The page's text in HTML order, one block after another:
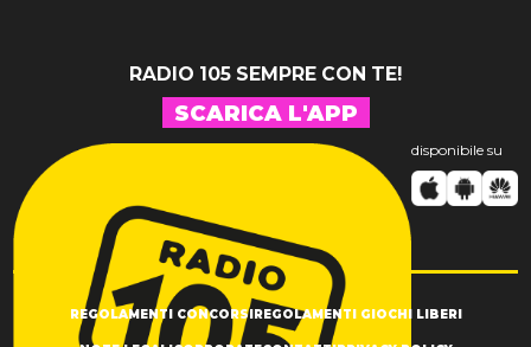
RADIO 105 SEMPRE CON TE!
SCARICA L'APP
disponibile su
REGOLAMENTI CONCORSI REGOLAMENTI GIOCHI LIBERI